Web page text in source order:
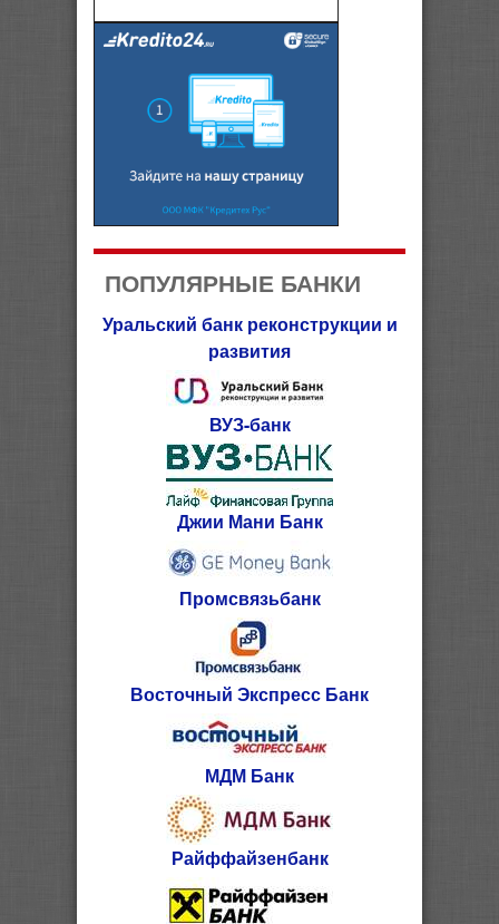
ПОПУЛЯРНЫЕ БАНКИ
Уральский банк реконструкции и
развития
ВУЗ-банк
Джии Мани Банк
Промсвязьбанк
Восточный Экспресс Банк
МДМ Банк
Райффайзенбанк